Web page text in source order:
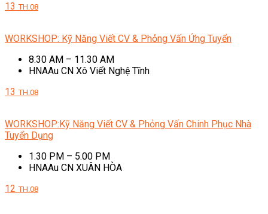
13 TH.08
WORKSHOP: Kỹ Năng Viết CV & Phỏng Vấn Ứng Tuyển
8.30 AM – 11.30 AM
HNAAu CN Xô Viết Nghệ Tĩnh
13 TH.08
WORKSHOP:Kỹ Năng Viết CV & Phỏng Vấn Chinh Phục Nhà
Tuyển Dụng
1.30 PM – 5.00 PM
HNAAu CN XUÂN HÒA
12 TH.08